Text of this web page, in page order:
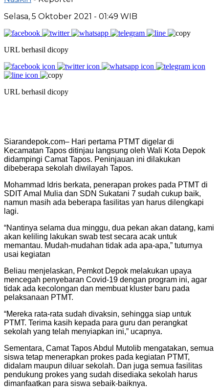
Selasa, 5 Oktober 2021 - 01:49 WIB
URL berhasil dicopy
URL berhasil dicopy
Siarandepok.com– Hari pertama PTMT digelar di
Kecamatan Tapos ditinjau langsung oleh Wali Kota Depok
didampingi Camat Tapos. Peninjauan ini dilakukan
dibeberapa sekolah diwilayah Tapos.
Mohammad Idris berkata, penerapan prokes pada PTMT di
SDIT Amal Mulia dan SDN Sukatani 7 sudah cukup baik,
namun masih ada beberapa fasilitas yan harus dilengkapi
lagi.
“Nantinya selama dua minggu, dua pekan akan datang, kami
akan keliling lakukan swab test secara acak untuk
memantau. Mudah-mudahan tidak ada apa-apa,” tuturnya
usai kegiatan
Beliau menjelaskan, Pemkot Depok melakukan upaya
mencegah penyebaran Covid-19 dengan program ini, agar
tidak ada kecolongan dan membuat kluster baru pada
pelaksanaan PTMT.
“Mereka rata-rata sudah divaksin, sehingga siap untuk
PTMT. Terima kasih kepada para guru dan perangkat
sekolah yang telah menyiapkan ini,” ucapnya.
Sementara, Camat Tapos Abdul Mutolib mengatakan, semua
siswa tetap menerapkan prokes pada kegiatan PTMT,
didalam maupun diluar sekolah. Dan juga semua fasilitas
pendukung prokes yang sudah disediaka sekolah harus
dimanfaatkan para siswa sebaik-baiknya.